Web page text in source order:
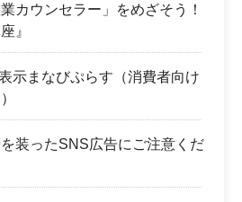
カウンセラー」をめざそう！
』
示まなびぷらす（消費者向け
を装ったSNS広告にご注意くだ